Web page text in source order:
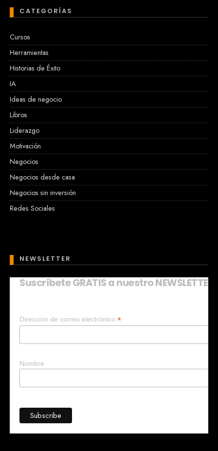
CATEGORÍAS
Cursos
Herramientas
Historias de Éxito
IA
Ideas de negocio
Libros
Liderazgo
Motivación
Negocios
Negocios desde casa
Negocios sin inversión
Redes Sociales
NEWSLETTER
Suscríbete GRATIS a nuestro NEWSLETTER
Dirección de correo electrónico *
Nombre
¿Quieres que te ayude a crear un